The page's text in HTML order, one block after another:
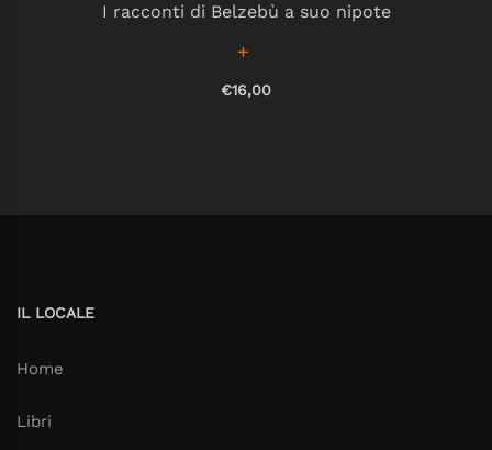
I racconti di Belzebù a suo nipote
€16,00
IL LOCALE
Home
Libri